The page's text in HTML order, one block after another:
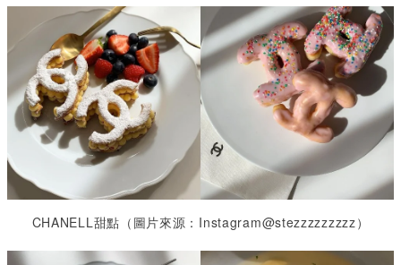
CHANELL甜點（圖片來源： Instagram@stezzzzzzzzz）